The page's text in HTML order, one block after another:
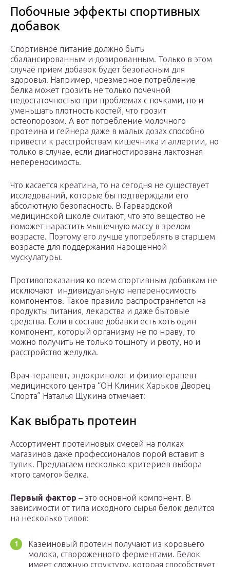
Побочные эффекты спортивных
добавок
Спортивное питание должно быть
сбалансированным и дозированным. Только в этом
случае прием добавок будет безопасным для
здоровья. Например, чрезмерное потребление
белка может грозить не только почечной
недостаточностью при проблемах с почками, но и
уменьшать плотность костей, что грозит
остеопорозом. А вот потребление молочного
протеина и гейнера даже в малых дозах способно
привести к расстройствам кишечника и аллергии, но
только в случае, если диагностирована лактозная
непереносимость.
Что касается креатина, то на сегодня не существует
исследований, которые бы подтверждали его
абсолютную безопасность. В Гарвардской
медицинской школе считают, что это вещество не
поможет нарастить мышечную массу в зрелом
возрасте. Поэтому его лучше употреблять в старшем
возрасте для поддержания нарощенной
мускулатуры.
Противопоказания ко всем спортивным добавкам не
исключают индивидуальную непереносимость
компонентов. Такое правило распространяется на
продукты питания, лекарства и даже бытовые
средства. Если в составе добавки есть хоть один
компонент, который организму не по нраву, то
можно получить не только тошноту и рвоту, но и
расстройство желудка.
Врач-терапевт, эндокринолог и физиотерапевт
медицинского центра “ОН Клиник Харьков Дворец
Спорта” Наталья Щукина отмечает:
Как выбрать протеин
Ассортимент протеиновых смесей на полках
магазинов даже профессионалов порой вставит в
тупик. Предлагаем несколько критериев выбора
«того самого» белка.
Первый фактор – это основной компонент. В
зависимости от типа исходного сырья белок делится
на несколько типов:
Казеиновый протеин получают из коровьего
молока, створоженного ферментами. Белок
имеет сложную структуру, которая способствует